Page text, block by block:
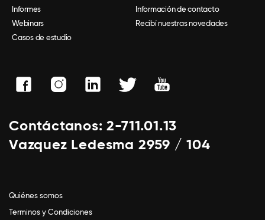
Informes
Webinars
Casos de estudio
Información de contacto
Recibí nuestras novedades
Contáctanos: 2-711.01.13
Vazquez Ledesma 2959 / 104
Quiénes somos
Terminos y Condiciones